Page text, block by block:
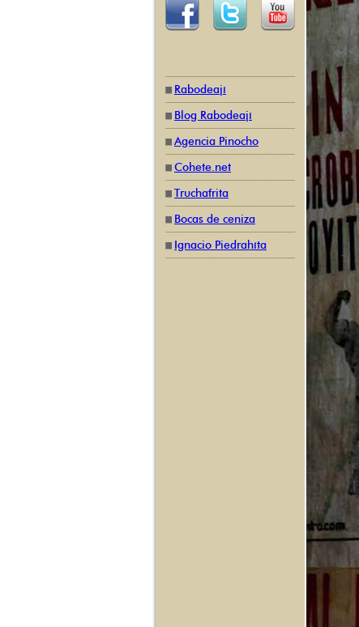
Rabodeají
Blog Rabodeají
Agencia Pinocho
Cohete.net
Truchafrita
Bocas de ceniza
Ignacio Piedrahíta